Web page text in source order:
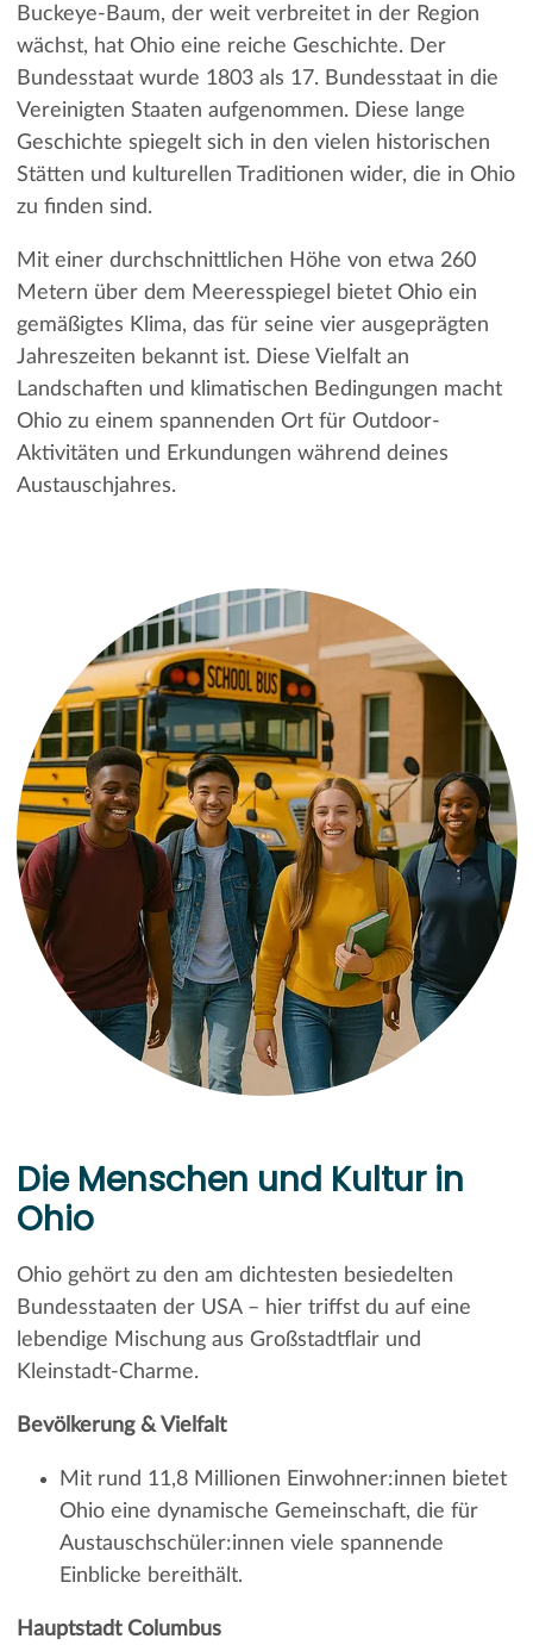
Buckeye-Baum, der weit verbreitet in der Region
wächst, hat Ohio eine reiche Geschichte. Der
Bundesstaat wurde 1803 als 17. Bundesstaat in die
Vereinigten Staaten aufgenommen. Diese lange
Geschichte spiegelt sich in den vielen historischen
Stätten und kulturellen Traditionen wider, die in Ohio
zu finden sind.
Mit einer durchschnittlichen Höhe von etwa 260
Metern über dem Meeresspiegel bietet Ohio ein
gemäßigtes Klima, das für seine vier ausgeprägten
Jahreszeiten bekannt ist. Diese Vielfalt an
Landschaften und klimatischen Bedingungen macht
Ohio zu einem spannenden Ort für Outdoor-
Aktivitäten und Erkundungen während deines
Austauschjahres.
Die Menschen und Kultur in
Ohio
Ohio gehört zu den am dichtesten besiedelten
Bundesstaaten der USA – hier triffst du auf eine
lebendige Mischung aus Großstadtflair und
Kleinstadt-Charme.
Bevölkerung & Vielfalt
Mit rund 11,8 Millionen Einwohner:innen bietet
Ohio eine dynamische Gemeinschaft, die für
Austauschschüler:innen viele spannende
Einblicke bereithält.
Hauptstadt Columbus